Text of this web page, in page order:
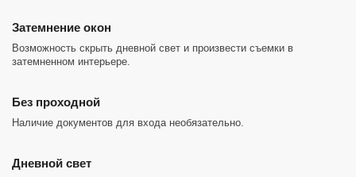
Затемнение окон
Возможность скрыть дневной свет и произвести съемки в
затемненном интерьере.
Без проходной
Наличие документов для входа необязательно.
Дневной свет